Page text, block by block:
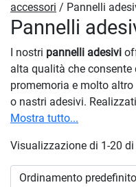
accessori / Pannelli
Pannelli
I nostri pannelli adesivi
alta qualità che
promemoria e molto
o nastri adesivi.
duraturi, sono progettati
ancora. Sono facilmente
appiccicosi,
qualsiasi momento
Mostra tutto...
Visualizzazione di 1-20